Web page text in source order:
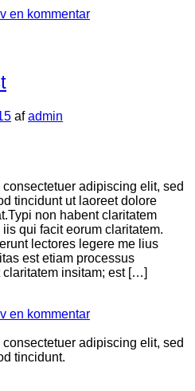
en kommentar
afadmin
adipiscing elit, sed
tincidunt ut laoreet dolore
non habent claritatem
qui facit eorum claritatem.
lectores legere me lius
est etiam processus
insitam; est […]
en kommentar
adipiscing elit, sed
tincidunt.